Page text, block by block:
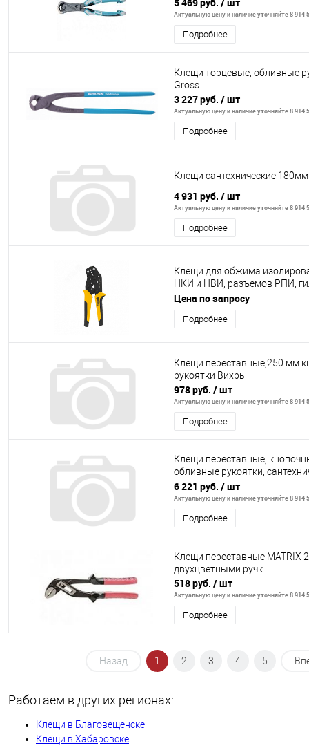
Актуальную цену и наличие уточняйте 8 914
Подробнее
Клещи торцевые, обливные
Gross
3 227 руб. / шт
Актуальную цену и наличие уточняйте 8 914
Подробнее
Клещи сантехнические 180мм
4 931 руб. / шт
Актуальную цену и наличие уточняйте 8 914
Подробнее
Клещи для обжима
НКИ и НВИ, разъемов РПИ,
кв. мм
Цена по запросу
Подробнее
Клещи переставные,250
рукоятки Вихрь
978 руб. / шт
Актуальную цену и наличие уточняйте 8 914
Подробнее
Клещи переставные,
обливные рукоятки,
Denzel
6 221 руб. / шт
Актуальную цену и наличие уточняйте 8 914
Подробнее
Клещи переставные MATRIX
двухцветными ручк
518 руб. / шт
Актуальную цену и наличие уточняйте 8 914
Подробнее
Назад 1 2 3 4 5
Работаем в других регионах:
Клещи в Благовещенске
Клещи в Хабаровске